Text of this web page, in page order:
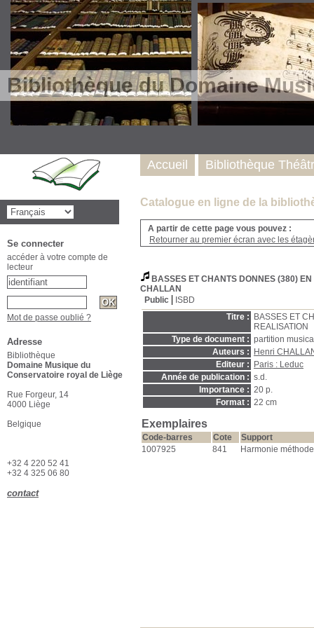
Bibliothèque du Domaine
Catalogue en ligne de la
A partir de cette page vous pouvez :
Retourner au premier écran avec les
BASSES ET CHANTS DONNES (380)
CHALLAN
Public
ISBD
Titre :
BASSES ET
REALISATION
Type de document : partition
Auteurs :
Henri
Editeur :
Paris : Leduc
Année de publication : s.d.
Importance : 20 p.
Format : 22 cm
Exemplaires
Code-barres Cote
Support
1007925
841 Harmonie
Accueil Bibliothèque
Se connecter
accéder à votre compte de
lecteur
Mot de passe oublié ?
Adresse
Bibliothèque
Domaine Musique du
Conservatoire royal de Liège
Rue Forgeur, 14
4000 Liège
Belgique
+32 4 220 52 41
+32 4 325 06 80
contact